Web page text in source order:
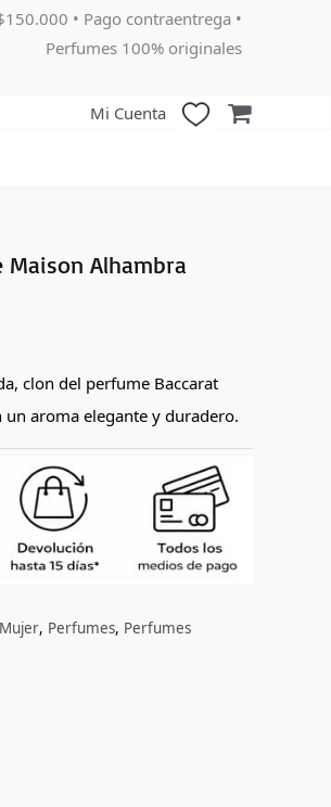
• Pago contraentrega •
Perfumes 100% originales
Mi Cuenta
Maison Alhambra
clon del perfume Baccarat
un aroma elegante y duradero.
, Perfumes, Perfumes